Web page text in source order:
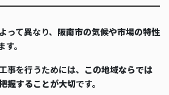
て異なり、 阪南市の気候や市場の特性
す。
事を行うためには、 この地域ならでは
握することが大切です。